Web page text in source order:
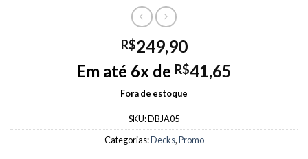
R$249,90
Em até 6x de R$41,65
Fora de estoque
SKU:DBJA05
Categorias:Decks,Promo